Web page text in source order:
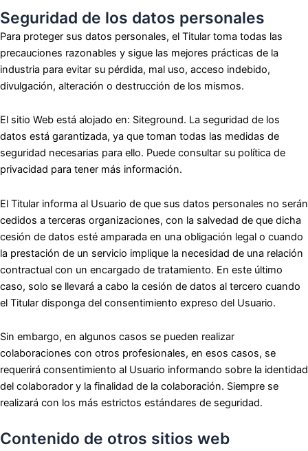
Seguridad de los datos personales
Para proteger sus datos personales, el Titular toma todas las
precauciones razonables y sigue las mejores prácticas de la
industria para evitar su pérdida, mal uso, acceso indebido,
divulgación, alteración o destrucción de los mismos.
El sitio Web está alojado en: Siteground. La seguridad de los
datos está garantizada, ya que toman todas las medidas de
seguridad necesarias para ello. Puede consultar su política de
privacidad para tener más información.
El Titular informa al Usuario de que sus datos personales no serán
cedidos a terceras organizaciones, con la salvedad de que dicha
cesión de datos esté amparada en una obligación legal o cuando
la prestación de un servicio implique la necesidad de una relación
contractual con un encargado de tratamiento. En este último
caso, solo se llevará a cabo la cesión de datos al tercero cuando
el Titular disponga del consentimiento expreso del Usuario.
Sin embargo, en algunos casos se pueden realizar
colaboraciones con otros profesionales, en esos casos, se
requerirá consentimiento al Usuario informando sobre la identidad
del colaborador y la finalidad de la colaboración. Siempre se
realizará con los más estrictos estándares de seguridad.
Contenido de otros sitios web